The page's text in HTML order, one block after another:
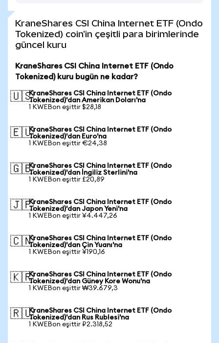
KraneShares CSI China Internet ETF (Ondo
Tokenized) coin'in çeşitli para birimlerinde
güncel kuru
KraneShares CSI China Internet ETF (Ondo
Tokenized) kuru bugün ne kadar?
🇺🇸KraneShares CSI China Internet ETF (Ondo
Tokenized)'dan Amerikan Doları'na
1 KWEBon eşittir $28,18
🇪🇺KraneShares CSI China Internet ETF (Ondo
Tokenized)'dan Euro'na
1 KWEBon eşittir €24,38
🇬🇧KraneShares CSI China Internet ETF (Ondo
Tokenized)'dan İngiliz Sterlini'na
1 KWEBon eşittir £20,89
🇯🇵KraneShares CSI China Internet ETF (Ondo
Tokenized)'dan Japon Yeni'na
1 KWEBon eşittir ¥4.447,26
🇨🇳KraneShares CSI China Internet ETF (Ondo
Tokenized)'dan Çin Yuanı'na
1 KWEBon eşittir ¥190,16
🇰🇷KraneShares CSI China Internet ETF (Ondo
Tokenized)'dan Güney Kore Wonu'na
1 KWEBon eşittir ₩39.679,3
🇷🇺KraneShares CSI China Internet ETF (Ondo
Tokenized)'dan Rus Rublesi'na
1 KWEBon eşittir ₽2.318,52